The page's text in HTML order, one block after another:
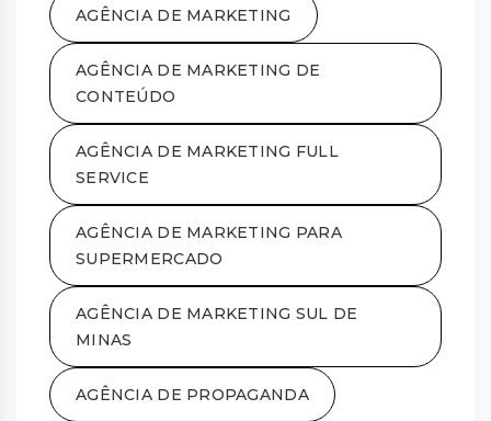
AGÊNCIA DE MARKETING
AGÊNCIA DE MARKETING DE
CONTEÚDO
AGÊNCIA DE MARKETING FULL
SERVICE
AGÊNCIA DE MARKETING PARA
SUPERMERCADO
AGÊNCIA DE MARKETING SUL DE
MINAS
AGÊNCIA DE PROPAGANDA